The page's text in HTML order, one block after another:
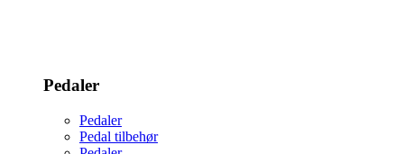
Pedaler
Pedaler
Pedal tilbehør